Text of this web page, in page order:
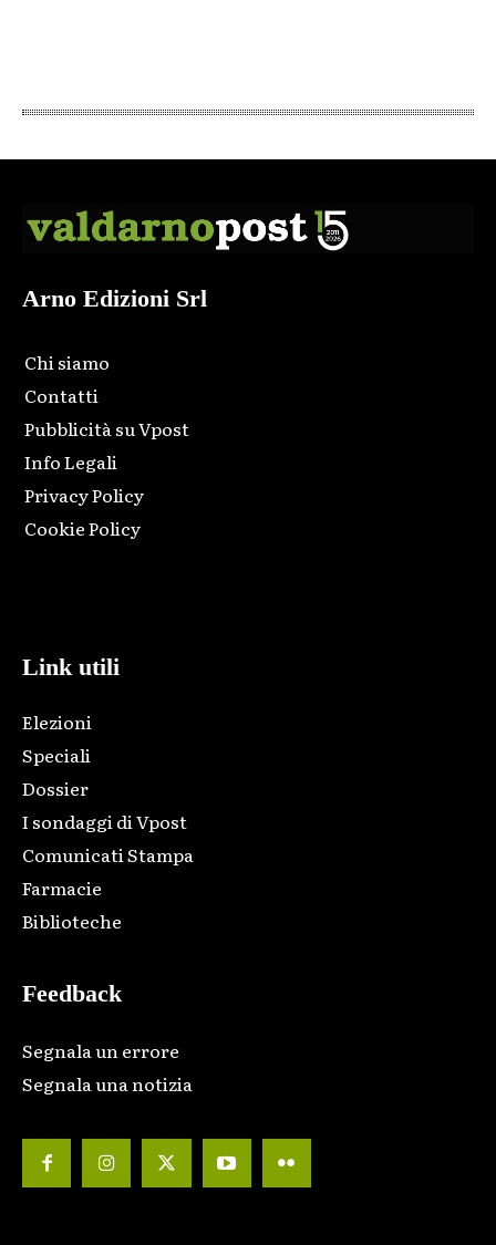
Arno Edizioni Srl
Chi siamo
Contatti
Pubblicità su Vpost
Info Legali
Privacy Policy
Cookie Policy
Link utili
Elezioni
Speciali
Dossier
I sondaggi di Vpost
Comunicati Stampa
Farmacie
Biblioteche
Feedback
Segnala un errore
Segnala una notizia